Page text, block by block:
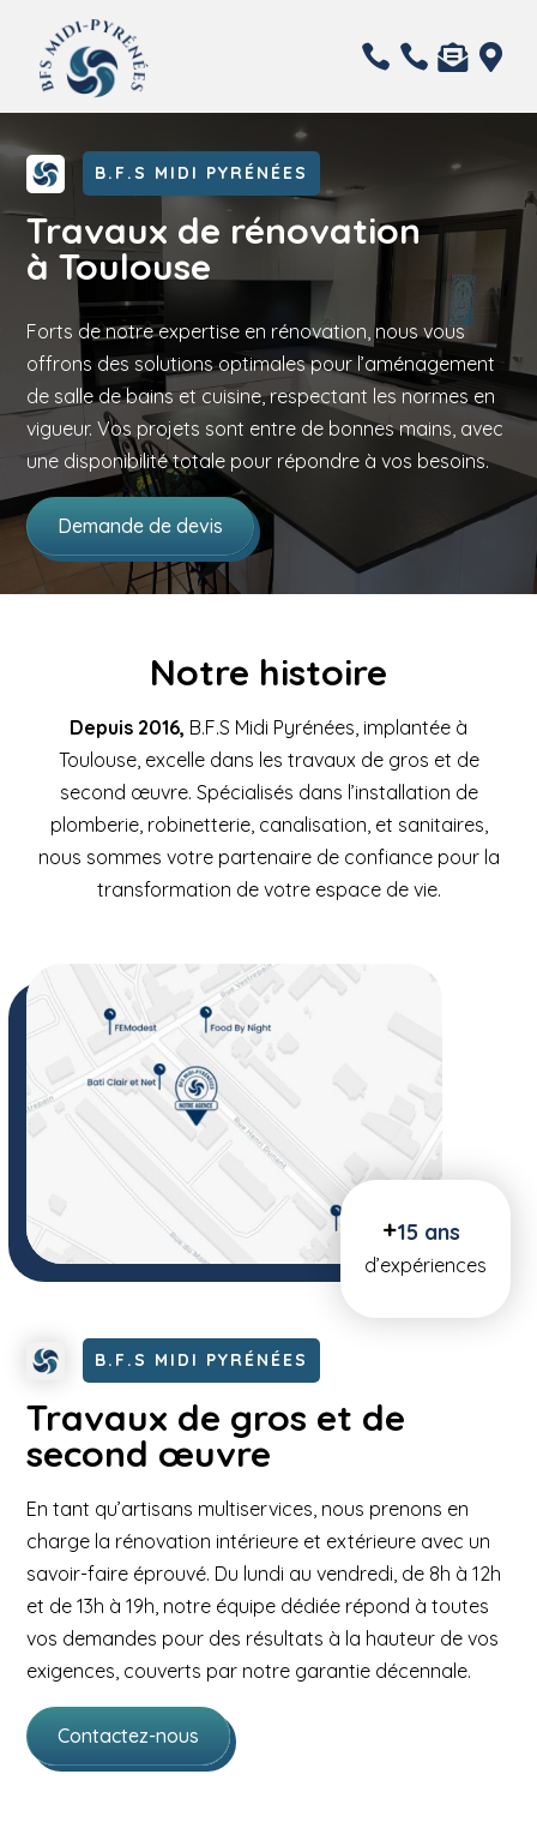
   
B.F.S MIDI PYRÉNÉES
Travaux de rénovation
à Toulouse
Forts de notre expertise en rénovation, nous vous
offrons des solutions optimales pour l’aménagement
de salle de bains et cuisine, respectant les normes en
vigueur. Vos projets sont entre de bonnes mains, avec
une disponibilité totale pour répondre à vos besoins.
Demande de devis
Notre histoire
Depuis 2016, B.F.S Midi Pyrénées, implantée à
Toulouse, excelle dans les travaux de gros et de
second œuvre. Spécialisés dans l’installation de
plomberie, robinetterie, canalisation, et sanitaires,
nous sommes votre partenaire de confiance pour la
transformation de votre espace de vie.
15 ans
d’expériences
B.F.S MIDI PYRÉNÉES
Travaux de gros et de
second œuvre
En tant qu’artisans multiservices, nous prenons en
charge la rénovation intérieure et extérieure avec un
savoir-faire éprouvé. Du lundi au vendredi, de 8h à 12h
et de 13h à 19h, notre équipe dédiée répond à toutes
vos demandes pour des résultats à la hauteur de vos
exigences, couverts par notre garantie décennale.
Contactez-nous